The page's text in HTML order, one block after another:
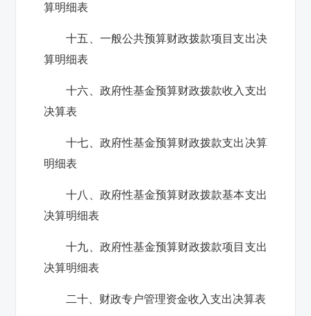
算明细表
十五、一般公共预算财政拨款项目支出决
算明细表
十六、政府性基金预算财政拨款收入支出
决算表
十七、政府性基金预算财政拨款支出决算
明细表
十八、政府性基金预算财政拨款基本支出
决算明细表
十九、政府性基金预算财政拨款项目支出
决算明细表
二十、财政专户管理资金收入支出决算表